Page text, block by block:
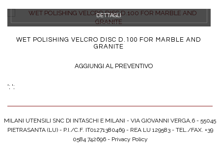
DETTAGLI
WET POLISHING VELCRO DISC D.100 FOR MARBLE AND
GRANITE
AGGIUNGI AL PREVENTIVO
'; ';
MILANI UTENSILI SNC DI INTASCHI E MILANI - VIA GIOVANNI VERGA,6 - 55045
PIETRASANTA (LU) - P.I./C.F. IT01271380469 - REA LU 129583 - TEL./FAX. +39
0584 742696 - Privacy Policy